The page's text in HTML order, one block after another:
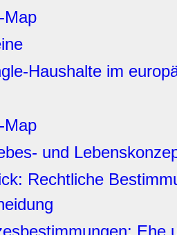
Map
Haushalte im
Map
und
Rechtliche
Ehe